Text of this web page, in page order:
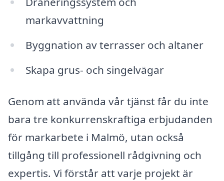
markavvattning
Byggnation av terrasser och altaner
Skapa grus- och singelvägar
Genom att använda vår tjänst får du inte
bara tre konkurrenskraftiga erbjudanden
för markarbete i Malmö, utan också
tillgång till professionell rådgivning och
expertis. Vi förstår att varje projekt är